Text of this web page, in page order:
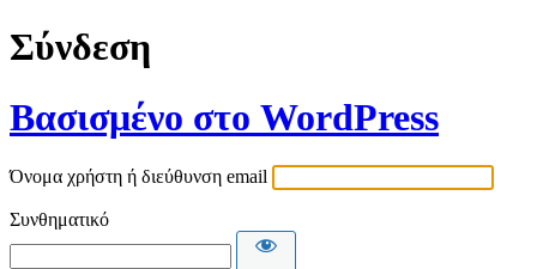
Σύνδεση
Βασισμένο στο WordPress
Όνομα χρήστη ή διεύθυνση email
Συνθηματικό